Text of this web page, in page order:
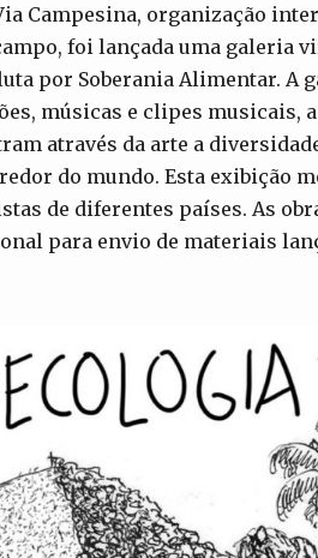
Campesina, organização
foi lançada uma galeria
por Soberania Alimentar. A
músicas e clipes musicais,
através da arte a
do mundo. Esta exibição
de diferentes países. As
para envio de materiais